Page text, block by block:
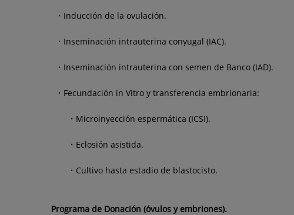
Inducción de la ovulación.
Inseminación intrauterina conyugal (IAC).
Inseminación intrauterina con semen de Banco (IAD).
Fecundación in Vitro y transferencia embrionaria:
Microinyección espermática (ICSI).
Eclosión asistida.
Cultivo hasta estadio de blastocisto.
Programa de Donación (óvulos y embriones).